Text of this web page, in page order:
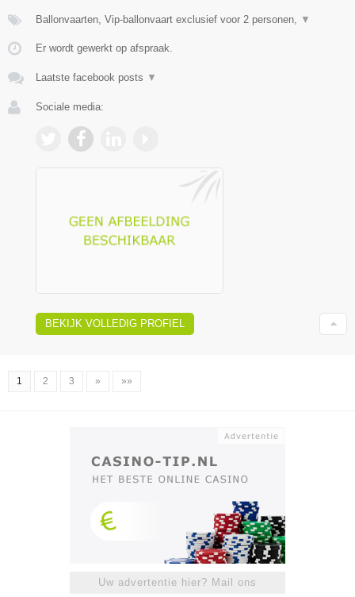
Ballonvaarten, Vip-ballonvaart exclusief voor 2 personen, ▼
Er wordt gewerkt op afspraak.
Laatste facebook posts ▼
Sociale media:
BEKIJK VOLLEDIG PROFIEL
1 2 3 » »»
Uw advertentie hier? Mail ons